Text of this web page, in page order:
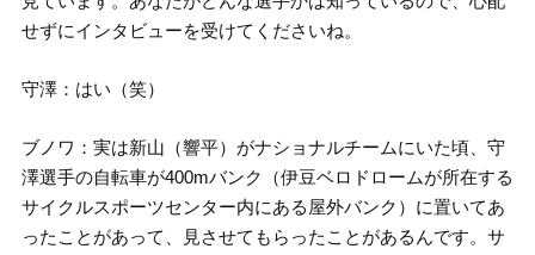
せずにインタビューを受けてくださいね。
守澤：はい（笑）
ブノワ：実は新山（響平）がナショナルチームにいた頃、守
澤選手の自転車が400mバンク（伊豆ベロドロームが所在する
サイクルスポーツセンター内にある屋外バンク）に置いてあ
ったことがあって、見させてもらったことがあるんです。サ